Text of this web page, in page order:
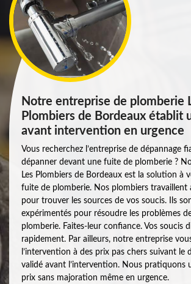
Notre entreprise de plomberie
Plombiers de Bordeaux établit
avant intervention en urgence
Vous recherchez l’entreprise de dépannage
dépanner devant une fuite de plomberie ?
Les Plombiers de Bordeaux est la solution à
fuite de plomberie. Nos plombiers travaillent
pour trouver les sources de vos soucis. Ils
expérimentés pour résoudre les problèmes
plomberie. Faites-leur confiance. Vos soucis
rapidement. Par ailleurs, notre entreprise
l’intervention à des prix pas chers suivant le
validé avant l’intervention. Nous pratiquons
prix sans majoration même en urgence.